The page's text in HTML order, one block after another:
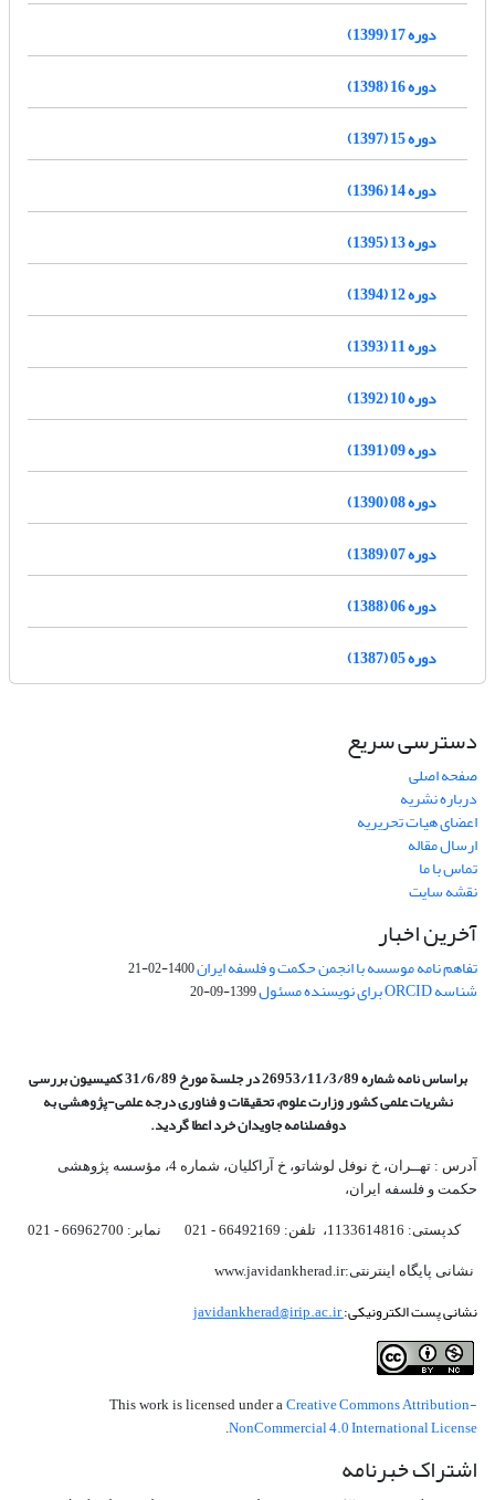
دوره 17 (1399)
دوره 16 (1398)
دوره 15 (1397)
دوره 14 (1396)
دوره 13 (1395)
دوره 12 (1394)
دوره 11 (1393)
دوره 10 (1392)
دوره 09 (1391)
دوره 08 (1390)
دوره 07 (1389)
دوره 06 (1388)
دوره 05 (1387)
دسترسی سریع
صفحه اصلی
درباره نشریه
اعضای هیات تحریریه
ارسال مقاله
تماس با ما
نقشه سایت
آخرین اخبار
تفاهم نامه موسسه با انجمن حکمت و فلسفه ایران1400-02-21
شناسه ORCID برای نویسنده مسئول 1399-09-20
براساس نامه شماره 26953/11/3/89 در جلسة مورخ 31/6/89 کمیسیون
بررسی
نشریات علمی کشور وزارت علوم، تحقیقات و فناوری درجه علمی‌-پژوهشیبه
دوفصلنامه جاویدان خرد اعطا گردید.
آدرس : تهــران، خ نوفل لوشاتو، خ آراکلیان، شماره 4،‌ مؤسسه پژوهشی
حکمت و فلسفه ایران،‌
کدپستی: 1133614816، تلفن: 66492169 - 021 نمابر: 66962700 - 021
نشانی پایگاه اینترنتی:www.javidankherad.ir
نشانی پست الکترونیکی:javidankherad@irip.ac.ir
This work is licensed under a Creative Commons Attribution-
NonCommercial 4.0 International License
اشتراک خبرنامه